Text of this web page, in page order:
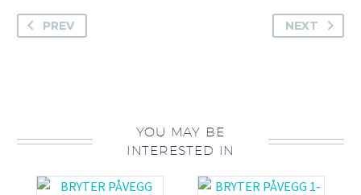
PREV NEXT
YOU MAY BE
INTERESTED IN